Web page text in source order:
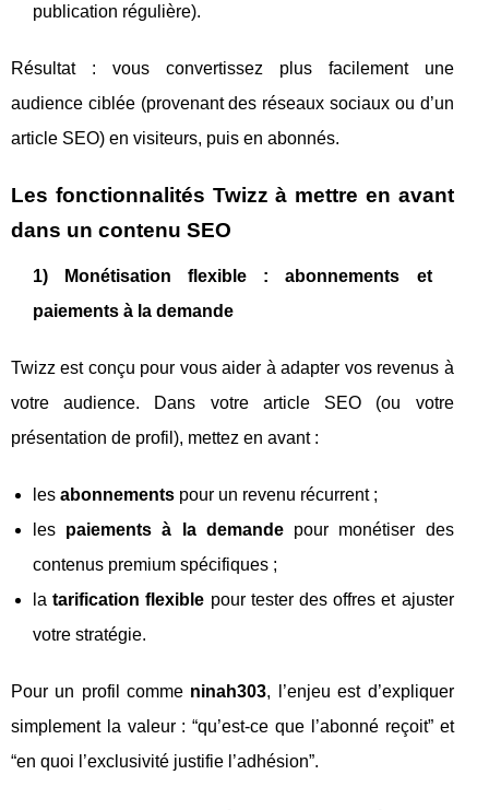
publication régulière).
Résultat : vous convertissez plus facilement une
audience ciblée (provenant des réseaux sociaux ou d’un
article SEO) en visiteurs, puis en abonnés.
Les fonctionnalités Twizz à mettre en avant
dans un contenu SEO
1) Monétisation flexible : abonnements et
paiements à la demande
Twizz est conçu pour vous aider à adapter vos revenus à
votre audience. Dans votre article SEO (ou votre
présentation de profil), mettez en avant :
les abonnements pour un revenu récurrent ;
les paiements à la demandepour monétiser des
contenus premium spécifiques ;
latarification flexible pour tester des offres et ajuster
votre stratégie.
Pour un profil comme ninah303, l’enjeu est d’expliquer
simplement la valeur : “qu’est-ce que l’abonné reçoit” et
“en quoi l’exclusivité justifie l’adhésion”.